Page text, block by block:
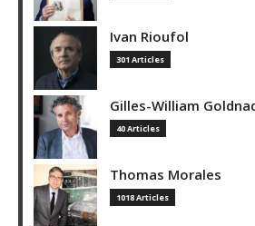
Ivan Rioufol
301 Articles
Gilles-William
40 Articles
Thomas Morales
1018 Articles